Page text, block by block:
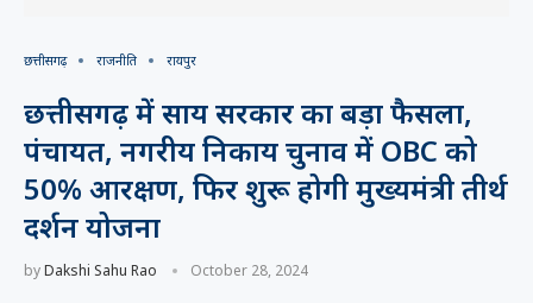
छत्तीसगढ़ राजनीति रायपुर
छत्तीसगढ़ में साय सरकार का बड़ा फैसला,
पंचायत, नगरीय निकाय चुनाव में OBC को
50% आरक्षण, फिर शुरू होगी मुख्यमंत्री तीर्थ
दर्शन योजना
byDakshi Sahu Rao October 28, 2024